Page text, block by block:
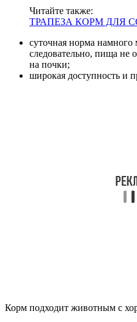
Читайте также:
ТРАПЕЗА КОРМ ДЛЯ
суточная норма намного
следовательно, пища не
на почки;
широкая доступность и
Корм подходит животным с